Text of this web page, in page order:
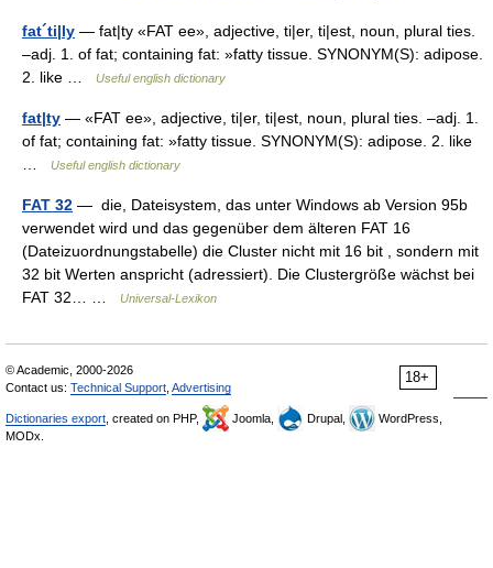
fat´ti|ly — fat|ty «FAT ee», adjective, ti|er, ti|est, noun, plural ties.
–adj. 1. of fat; containing fat: »fatty tissue. SYNONYM(S): adipose.
2. like …
Useful english dictionary
fat|ty — «FAT ee», adjective, ti|er, ti|est, noun, plural ties. –adj. 1.
of fat; containing fat: »fatty tissue. SYNONYM(S): adipose. 2. like
Useful english dictionary
FAT 32 — die, Dateisystem, das unter Windows ab Version 95b
verwendet wird und das gegenüber dem älteren FAT 16
(Dateizuordnungstabelle) die Cluster nicht mit 16 bit , sondern mit
32 bit Werten anspricht (adressiert). Die Clustergröße wächst bei
FAT 32… …
Universal-Lexikon
18+
© Academic, 2000-2026
Contact us: Technical Support Advertising
Dictionaries export , created on PHP, Joomla, Drupal,
WordPress,
MODx.